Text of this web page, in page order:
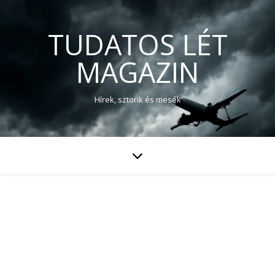
TUDATOS LÉT
MAGAZIN
Hírek, sztorik és mesék